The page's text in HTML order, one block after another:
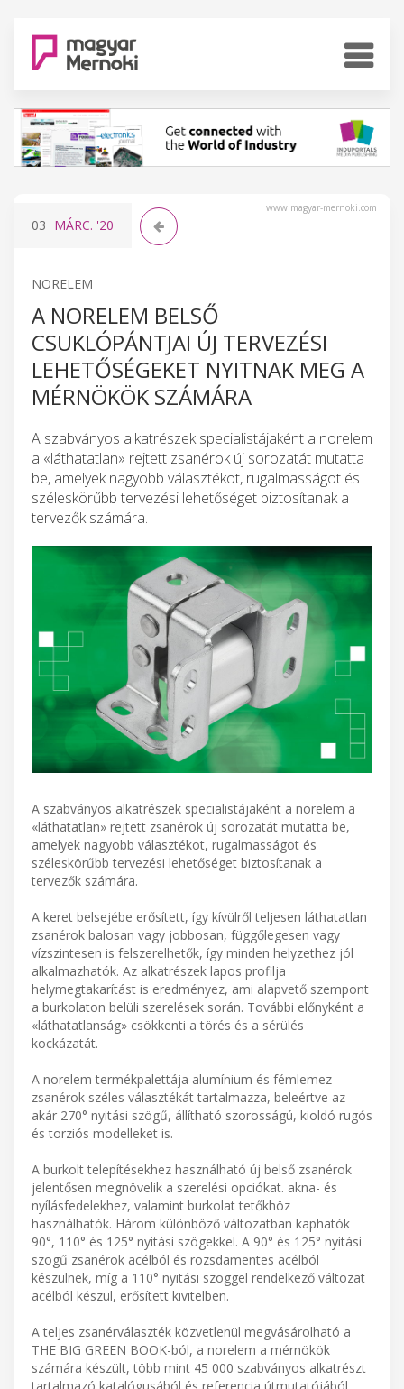
www.magyar-mernoki.com
03 MÁRC. '20
NORELEM
A NORELEM BELSŐ
CSUKLÓPÁNTJAI ÚJ TERVEZÉSI
LEHETŐSÉGEKET NYITNAK MEG A
MÉRNÖKÖK SZÁMÁRA
A szabványos alkatrészek specialistájaként a norelem
a «láthatatlan» rejtett zsanérok új sorozatát mutatta
be, amelyek nagyobb választékot, rugalmasságot és
széleskörűbb tervezési lehetőséget biztosítanak a
tervezők számára.
A szabványos alkatrészek specialistájaként a norelem a
«láthatatlan» rejtett zsanérok új sorozatát mutatta be,
amelyek nagyobb választékot, rugalmasságot és
széleskörűbb tervezési lehetőséget biztosítanak a
tervezők számára.
A keret belsejébe erősített, így kívülről teljesen láthatatlan
zsanérok balosan vagy jobbosan, függőlegesen vagy
vízszintesen is felszerelhetők, így minden helyzethez jól
alkalmazhatók. Az alkatrészek lapos profilja
helymegtakarítást is eredményez, ami alapvető szempont
a burkolaton belüli szerelések során. További előnyként a
«láthatatlanság» csökkenti a törés és a sérülés
kockázatát.
A norelem termékpalettája alumínium és fémlemez
zsanérok széles választékát tartalmazza, beleértve az
akár 270° nyitási szögű, állítható szorosságú, kioldó rugós
és torziós modelleket is.
A burkolt telepítésekhez használható új belső zsanérok
jelentősen megnövelik a szerelési opciókat. akna- és
nyílásfedelekhez, valamint burkolat tetőkhöz
használhatók. Három különböző változatban kaphatók
90°, 110° és 125° nyitási szögekkel. A 90° és 125° nyitási
szögű zsanérok acélból és rozsdamentes acélból
készülnek, míg a 110° nyitási szöggel rendelkező változat
acélból készül, erősített kivitelben.
A teljes zsanérválaszték közvetlenül megvásárolható a
THE BIG GREEN BOOK-ból, a norelem a mérnökök
számára készült, több mint 45 000 szabványos alkatrészt